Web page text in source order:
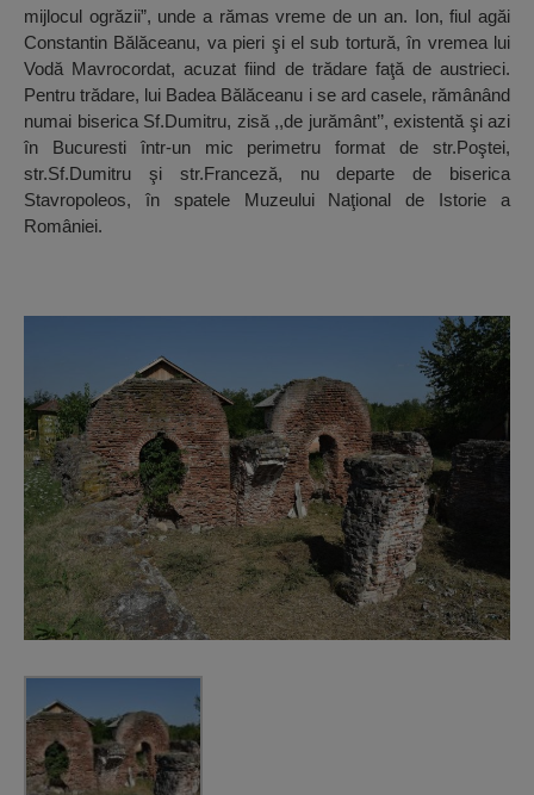
mijlocul ogrăzii”, unde a rămas vreme de un an. Ion, fiul agăi
Constantin Bălăceanu, va pieri şi el sub tortură, în vremea lui
Vodă Mavrocordat, acuzat fiind de trădare faţă de austrieci.
Pentru trădare, lui Badea Bălăceanu i se ard casele, rămânând
numai biserica Sf.Dumitru, zisă ,,de jurământ’’, existentă şi azi
în Bucuresti într-un mic perimetru format de str.Poştei,
str.Sf.Dumitru şi str.Franceză, nu departe de biserica
Stavropoleos, în spatele Muzeului Naţional de Istorie a
României.